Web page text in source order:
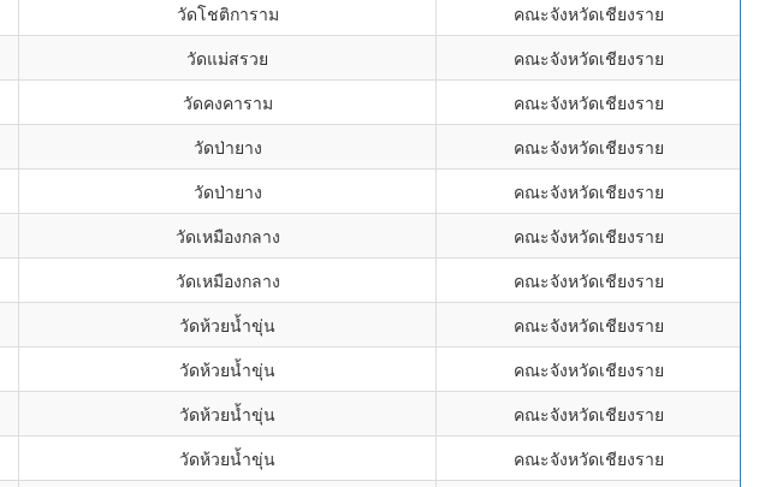
วัดโชติการาม
คณะจังหวัดเชียงราย
วัดแม่สรวย
คณะจังหวัดเชียงราย
วัดคงคาราม
คณะจังหวัดเชียงราย
วัดป่ายาง
คณะจังหวัดเชียงราย
วัดป่ายาง
คณะจังหวัดเชียงราย
วัดเหมืองกลาง
คณะจังหวัดเชียงราย
วัดเหมืองกลาง
คณะจังหวัดเชียงราย
วัดห้วยน้ำขุ่น
คณะจังหวัดเชียงราย
วัดห้วยน้ำขุ่น
คณะจังหวัดเชียงราย
วัดห้วยน้ำขุ่น
คณะจังหวัดเชียงราย
วัดห้วยน้ำขุ่น คณะจังหวัดเชียงราย